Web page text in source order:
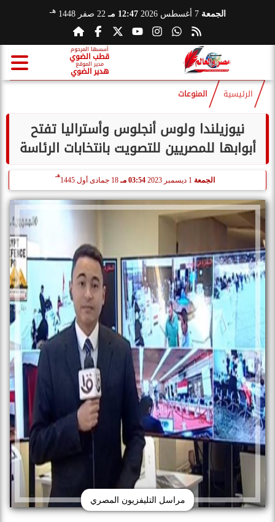
الجمعة 7 أغسطس 2026 12:47 مـ 22 صفر 1448 هـ
أسسها المرحوم
قطب الضوي
مدير الموقع
هدير الضوي
الرئيسية المنوعات
نيوزيلندا ولوس أنجلوس وأستراليا تفتح
أبوابها للمصريين للتصويت بانتخابات الرئاسة
الجمعة 03:54 مـ 18 جمادى أول 1445
هـ
مراسل التليفزيون المصري